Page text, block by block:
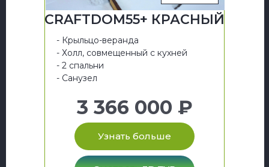
CRAFTDOM55+ КРАСНЫЙ
- Крыльцо-веранда
- Холл, совмещенный с кухней
- 2 спальни
- Санузел
3 366 000 ₽
Узнать больше